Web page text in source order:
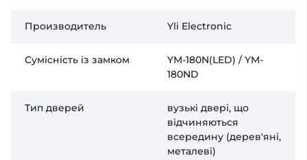
Производитель Yli Electronic
Сумісність із замком
YM-180N(LED) / YM-
180ND
Тип дверей
вузькі двері, що
відчиняються
всередину (дерев'яні,
металеві)